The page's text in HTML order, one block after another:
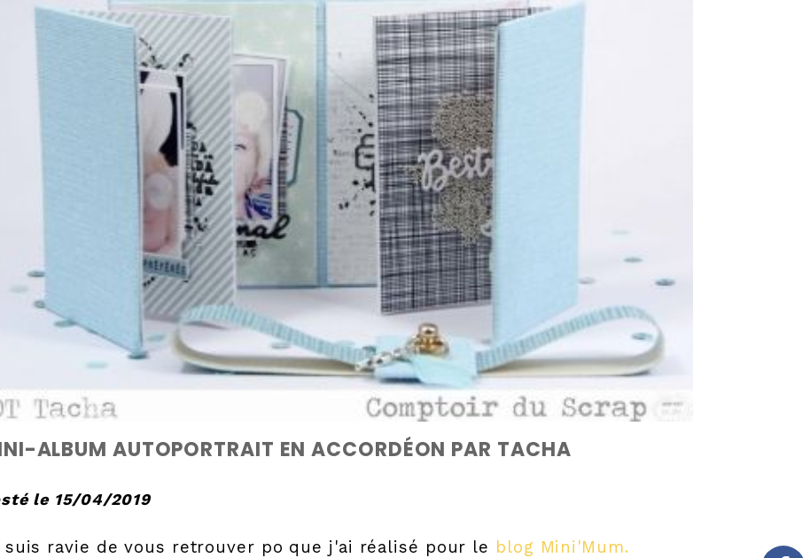
ALBUM AUTOPORTRAIT EN ACCORDÉON PAR TACHA
le 15/04/2019
suis ravie de vous retrouver po que j'ai réalisé pour le blog Mini'Mum.